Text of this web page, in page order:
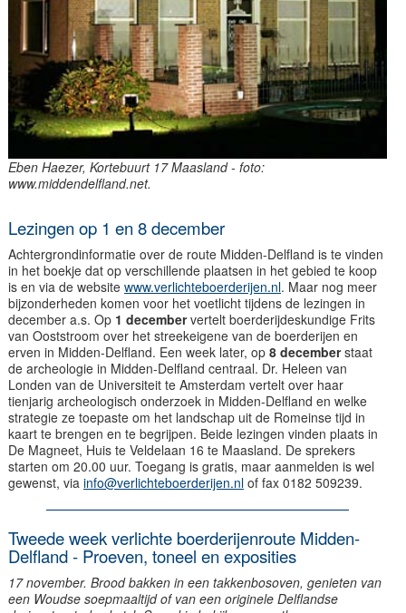
Eben Haezer, Kortebuurt 17 Maasland - foto:
www.middendelfland.net.
Lezingen op 1 en 8 december
Achtergrondinformatie over de route Midden-Delfland is te vinden
in het boekje dat op verschillende plaatsen in het gebied te koop
is en via de website www.verlichteboerderijen.nl. Maar nog meer
bijzonderheden komen voor het voetlicht tijdens de lezingen in
december a.s. Op 1 decembervertelt boerderijdeskundige Frits
van Ooststroom over het streekeigene van de boerderijen en
erven in Midden-Delfland. Een week later, op 8 decemberstaat
de archeologie in Midden-Delfland centraal. Dr. Heleen van
Londen van de Universiteit te Amsterdam vertelt over haar
tienjarig archeologisch onderzoek in Midden-Delfland en welke
strategie ze toepaste om het landschap uit de Romeinse tijd in
kaart te brengen en te begrijpen. Beide lezingen vinden plaats in
De Magneet, Huis te Veldelaan 16 te Maasland. De sprekers
starten om 20.00 uur. Toegang is gratis, maar aanmelden is wel
gewenst, via info@verlichteboerderijen.nl of fax 0182 509239.
Tweede week verlichte boerderijenroute Midden-
Delfland - Proeven, toneel en exposities
17 november. Brood bakken in een takkenbosoven, genieten van
een Woudse soepmaaltijd of van een originele Delflandse